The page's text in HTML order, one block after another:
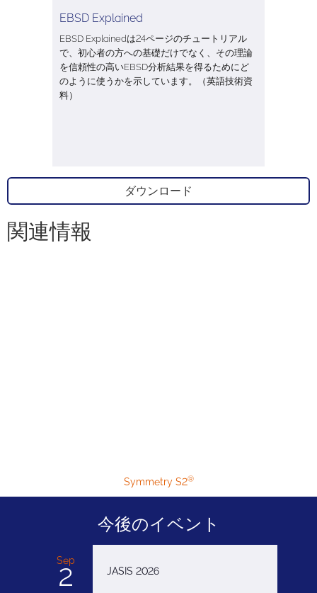
EBSD Explained
EBSD Explainedは24ページのチュートリアル
で、初心者の方への基礎だけでなく、その理論
を信頼性の高いEBSD分析結果を得るためにど
のように使うかを示しています。（英語技術資
料）
ダウンロード
関連情報
Symmetry S2®
今後のイベント
Sep
2 JASIS 2026